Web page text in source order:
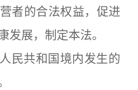
者的合法权益，促进
发展，制定本法。
民共和国境内发生的